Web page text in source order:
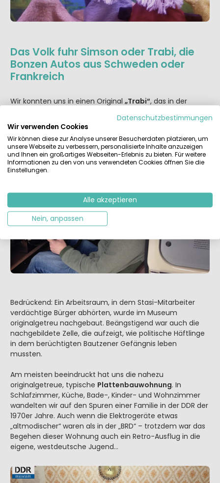
Das Volk fuhr Simson oder Trabi, die
Bonzen Autos aus Schweden oder
Frankreich
Wir konnten uns in einen Original „Trabi“, das in der
Auto mit Zweitaktmotor, setzen. Ein DDR-Zweirad und
einer der komfortablen Funktionärsvolvos ließen sich
bestaunen.
Bedrückend: Ein Arbeitsraum, in dem Stasi-Mitarbeiter
verdächtige Bürger abhörten, wurde im Museum
originalgetreu nachgebaut. Beängstigend war auch die
nachgebildete Zelle, die aufzeigt, wie politische Häftlinge
in dem berüchtigten Bautzener Gefängnis leben
mussten.
Am meisten beeindruckt hat uns die nahezu
originalgetreue, typische Plattenbauwohnung. In
Schlafzimmer, Küche, Bade-, Kinder- und Wohnzimmer
wandelten wir auf den Spuren einer Familie in der DDR der
1970er Jahre. Auch wenn die Elektrogeräte etwas
„altmodischer“ waren als in der „BRD“ – trotzdem war das
Begehen dieser Wohnung auch ein Retro-Ausflug in die
eigene, westdeutsche Jugend…
Datenschutzbestimmungen
Wir verwenden Cookies
Wir können diese zur Analyse unserer Besucherdaten platzieren, um
unsere Webseite zu verbessern, personalisierte Inhalte anzuzeigen
und Ihnen ein großartiges Webseiten-Erlebnis zu bieten. Für weitere
Informationen zu den von uns verwendeten Cookies öffnen Sie die
Einstellungen.
Alle akzeptieren
Nein, anpassen